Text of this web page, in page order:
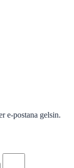
e-postana gelsin.